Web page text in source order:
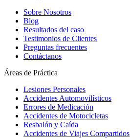
Sobre Nosotros
Blog
Resultados del caso
Testimonios de Clientes
Preguntas frecuentes
Contáctanos
Áreas de Práctica
Lesiones Personales
Accidentes Automovilísticos
Errores de Medicación
Accidentes de Motocicletas
Resbalón y Caída
Accidentes de Viajes Compartidos